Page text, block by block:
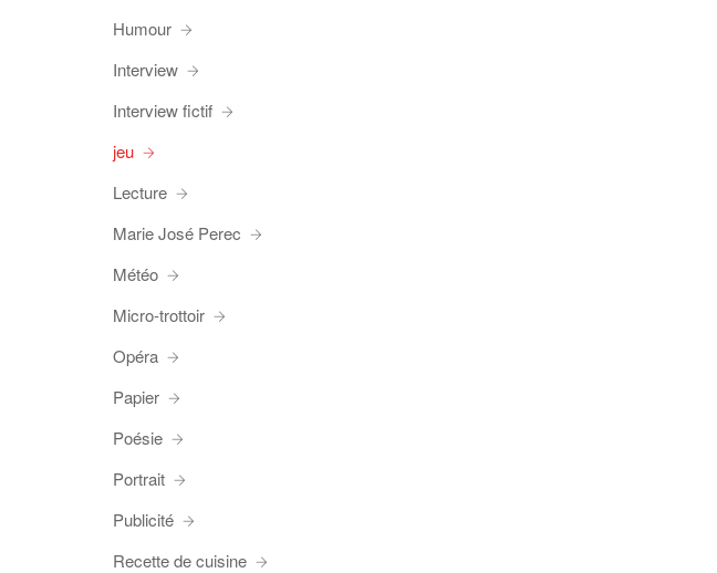
Humour
Interview
Interview fictif
jeu
Lecture
Marie José Perec
Météo
Micro-trottoir
Opéra
Papier
Poésie
Portrait
Publicité
Recette de cuisine